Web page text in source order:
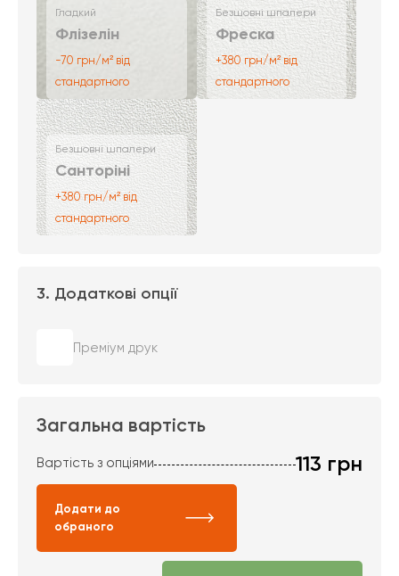
Гладкий
Флізелін
-70 грн/м² від
стандартного
Безшовні шпалери
Фреска
+380 грн/м² від
стандартного
Безшовні шпалери
Санторіні
+380 грн/м² від
стандартного
3. Додаткові опції
Преміум друк
Загальна вартість
Вартість з опціями 113 грн
Додати до
обраного